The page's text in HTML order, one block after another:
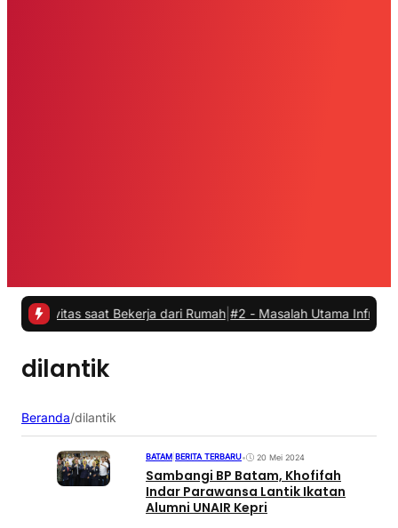
saat Bekerja dari Rumah| #2 -Masalah Utama Infrastruktur
dilantik
Beranda/dilantik
BATAM BERITA TERBARU• 20 Mei 2024
Sambangi BP Batam, Khofifah
Indar Parawansa Lantik Ikatan
Alumni UNAIR Kepri